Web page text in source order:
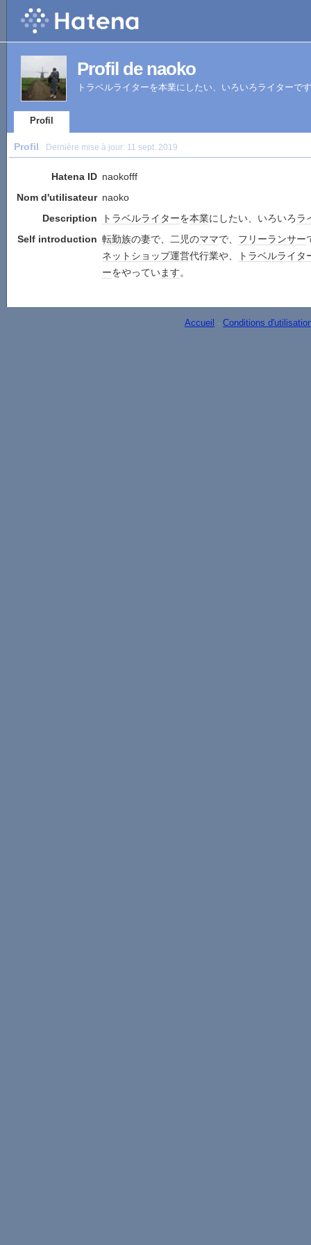
Profil de naoko
トラベルライターを本業にしたい、いろいろライターで
Profil
Profil Dernière mise à jour: 11 sept. 2019
Hatena ID naokofff
Nom d'utilisateur naoko
Description
トラベルライターを本業にしたい、いろいろラ
Self introduction 転勤族の妻で、二児のママで、 フリーランサー
ネットショップ運営代行業や、 トラベルライタ
ーをやっています。
Accueil - Conditions